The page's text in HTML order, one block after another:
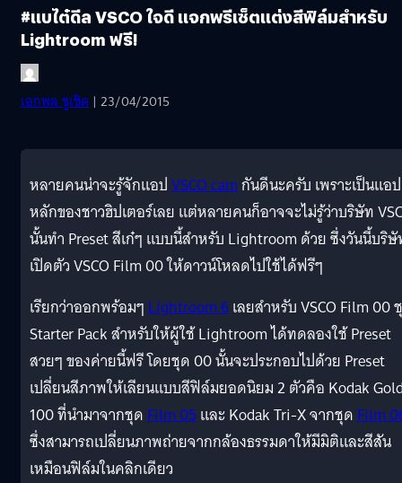
#แบไต๋ดีล VSCO ใจดี แจกพรีเซ็ตแต่งสีฟิล์มสำหรับ
Lightroom ฟรี!
เอกพล ชูเชิด | 23/04/2015
หลายคนน่าจะรู้จักแอปVSCO camกันดีนะครับ เพราะเป็นแอป
หลักของชาวฮิปเตอร์เลย แต่หลายคนก็อาจจะไม่รู้ว่าบริษัท
นั้นทำ Preset สีเก๋ๆ แบบนี้สำหรับ Lightroom ด้วย ซึ่งวันนี้บริ
เปิดตัว VSCO Film 00 ให้ดาวน์โหลดไปใช้ได้ฟรีๆ
เรียกว่าออกพร้อมๆLightroom 6เลยสำหรับ VSCO Film 00
Starter Pack สำหรับให้ผู้ใช้ Lightroom ได้ทดลองใช้ Preset
สวยๆ ของค่ายนี้ฟรี โดยชุด 00 นั้นจะประกอบไปด้วย Preset
เปลี่ยนสีภาพให้เลียนแบบสีฟิล์มยอดนิยม 2 ตัวคือ Kodak
100 ที่นำมาจากชุดFilm 05และ Kodak Tri-X จากชุดFilm
ซึ่งสามารถเปลี่ยนภาพถ่ายจากกล้องธรรมดาให้มีมิติและสีสัน
เหมือนฟิล์มในคลิกเดียว